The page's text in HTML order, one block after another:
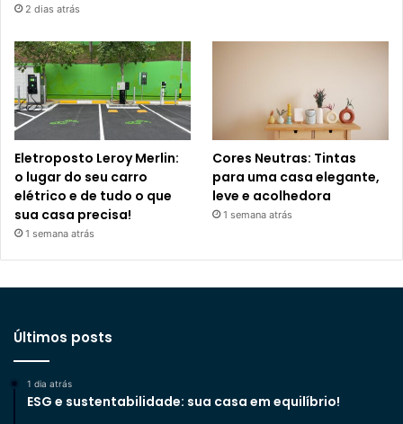
2 dias atrás
Eletroposto Leroy Merlin:
o lugar do seu carro
elétrico e de tudo o que
sua casa precisa!
1 semana atrás
Cores Neutras: Tintas
para uma casa elegante,
leve e acolhedora
1 semana atrás
Últimos posts
1 dia atrás
ESG e sustentabilidade: sua casa em equilíbrio!